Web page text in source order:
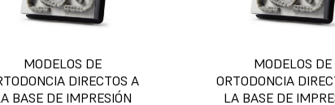
MODELOS DE
DIRECTOS A
BASE DE IMPRESIÓN
MODELOS DE
ORTODONCIA
LA BASE DE